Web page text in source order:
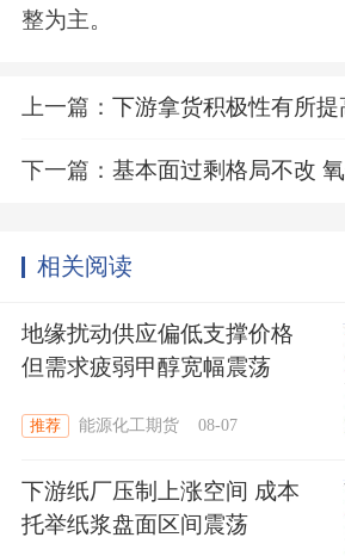
整为主。
上一篇： 下游拿货积极性有所提高 沪铝
下一篇： 基本面过剩格局不改 氧化铝
相关阅读
地缘扰动供应偏低支撑价格
但需求疲弱甲醇宽幅震荡
推荐 能源化工期货 08-07
下游纸厂压制上涨空间 成本
托举纸浆盘面区间震荡